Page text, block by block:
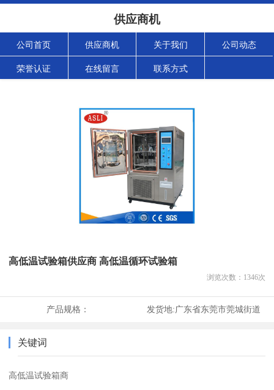
供应商机
公司首页 供应商机 关于我们 公司动态
荣誉认证 在线留言 联系方式
高低温试验箱供应商 高低温循环试验箱
浏览次数： 1346次
产品规格： 发货地:广东省东莞市莞城街道
关键词
高低温试验箱商